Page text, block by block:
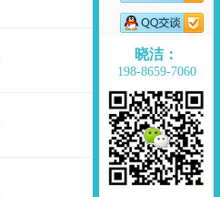
晓洁：
198-8659-7060
询价
询价
询价